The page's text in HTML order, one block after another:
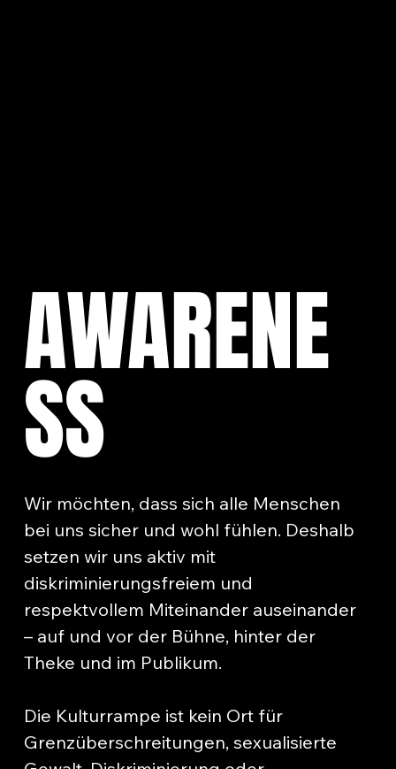
AWARENE
SS
Wir möchten, dass sich alle Menschen
bei uns sicher und wohl fühlen. Deshalb
setzen wir uns aktiv mit
diskriminierungsfreiem und
respektvollem Miteinander auseinander
– auf und vor der Bühne, hinter der
Theke und im Publikum.
Die Kulturrampe ist kein Ort für
Grenzüberschreitungen, sexualisierte